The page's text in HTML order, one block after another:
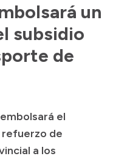
un
subsidio
de
el
refuerzo de
a los